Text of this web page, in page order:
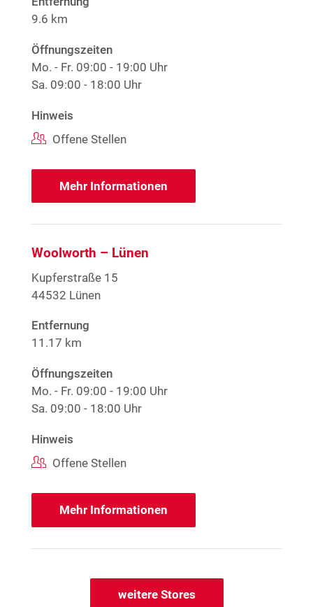
9.6 km
Öffnungszeiten
Mo. - Fr. 09:00 - 19:00 Uhr
Sa. 09:00 - 18:00 Uhr
Hinweis
Offene Stellen
Mehr Informationen
Woolworth – Lünen
Kupferstraße 15
44532 Lünen
Entfernung
11.17 km
Öffnungszeiten
Mo. - Fr. 09:00 - 19:00 Uhr
Sa. 09:00 - 18:00 Uhr
Hinweis
Offene Stellen
Mehr Informationen
weitere Stores